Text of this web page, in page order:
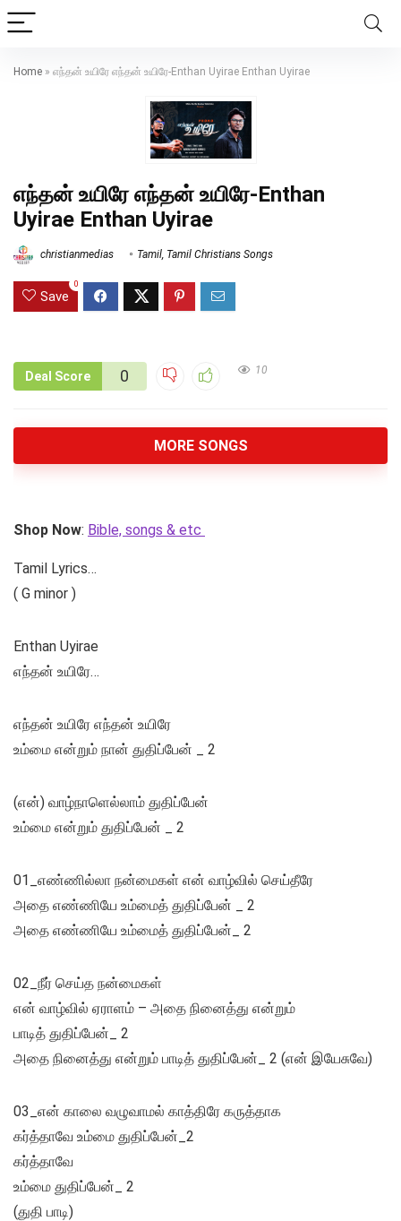
Home » எந்தன் உயிரே எந்தன் உயிரே-Enthan Uyirae Enthan Uyirae
எந்தன் உயிரே எந்தன் உயிரே-Enthan
Uyirae Enthan Uyirae
christianmedias Tamil Tamil Christians Songs
Save
0
Deal Score 0 10
MORE SONGS
Shop Now: Bible, songs & etc
Tamil Lyrics…
( G minor )
Enthan Uyirae
எந்தன் உயிரே…
எந்தன் உயிரே எந்தன் உயிரே
உம்மை என்றும் நான் துதிப்பேன் _ 2
(என்) வாழ்நாளெல்லாம் துதிப்பேன்
உம்மை என்றும் துதிப்பேன் _ 2
01_எண்ணில்லா நன்மைகள் என் வாழ்வில் செய்தீரே
அதை எண்ணியே உம்மைத் துதிப்பேன் _ 2
அதை எண்ணியே உம்மைத் துதிப்பேன்_ 2
02_நீர் செய்த நன்மைகள்
என் வாழ்வில் ஏராளம் – அதை நினைத்து என்றும்
பாடித் துதிப்பேன்_ 2
அதை நினைத்து என்றும் பாடித் துதிப்பேன்_ 2 (என் இயேசுவே)
03_என் காலை வழுவாமல் காத்திரே கருத்தாக
கர்த்தாவே உம்மை துதிப்பேன்_2
கர்த்தாவே
உம்மை துதிப்பேன்_ 2
(துதி பாடி)